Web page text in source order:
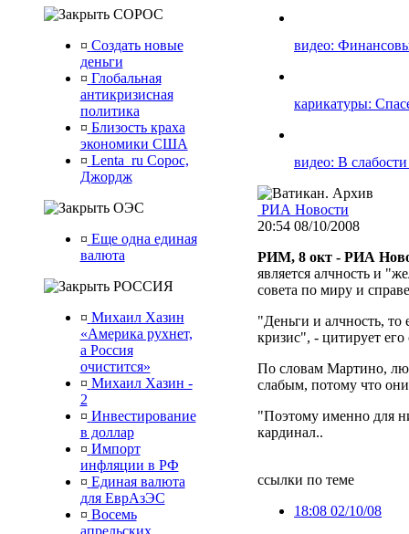
СОРОС
¤ Создать новые
деньги
¤ Глобальная
антикризисная
политика
¤ Близость краха
экономики США
¤ Lenta_ru Сорос,
Джордж
ОЭС
¤ Еще одна единая
валюта
РОССИЯ
¤ Михаил Хазин
«Америка рухнет,
а Россия
очистится»
¤ Михаил Хазин -
2
¤ Инвестирование
в доллар
¤ Импорт
инфляции в РФ
¤ Единая валюта
для ЕврАзЭС
¤ Восемь
апрельских
видео:
карикатуры:
видео: В
РИА Новости
20:54 08/10/2008
РИМ, 8 окт - РИА
является алчность и
совета по миру и
"Деньги и алчность,
кризис", - цитирует
По словам Мартино,
слабым, потому что
"Поэтому именно для
кардинал..
ссылки по теме
18:08 02/10/08